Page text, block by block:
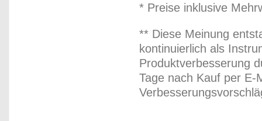
* Preise inklusive
** Diese Meinung
kontinuierlich als
Produktverbesserung
Tage nach Kauf per E-